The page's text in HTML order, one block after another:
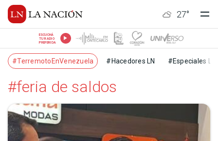
27°
ESCUCHÁ
TU RADIO
PREFERIDA
#TerremotoEnVenezuela #Hacedores LN #Especiales LN
#feria de saldos